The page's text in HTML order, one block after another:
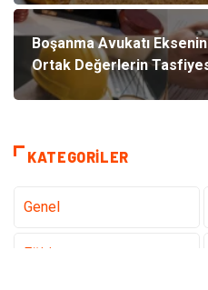
Boşanma Avukatı
Ortak Değerlerin
KATEGORILER
Genel
Eğitim